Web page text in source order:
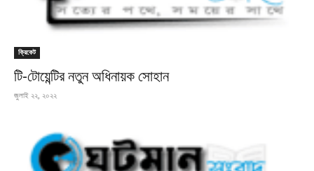
ক্রিকেট
টি-টোয়েন্টির নতুন অধিনায়ক সোহান
জুলাই ২২, ২০২২